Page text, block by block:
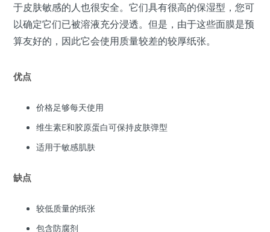
于皮肤敏感的人也很安全。它们具有很高的保湿型，您可
以确定它们已被溶液充分浸透。但是，由于这些面膜是预
算友好的，因此它会使用质量较差的较厚纸张。
优点
价格足够每天使用
维生素E和胶原蛋白可保持皮肤弹型
适用于敏感肌肤
缺点
较低质量的纸张
包含防腐剂